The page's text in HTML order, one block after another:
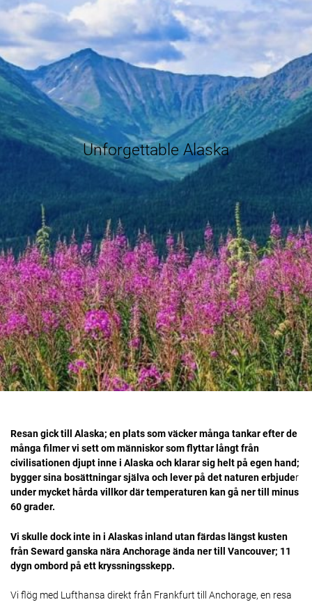
Unforgettable Alaska
Resan gick till Alaska; en plats som väcker många tankar efter de
många filmer vi sett om människor som flyttar långt från
civilisationen djupt inne i Alaska och klarar sig helt på egen hand;
bygger sina bosättningar själva och lever på det naturen erbjuder
under mycket hårda villkordär temperaturen kan gå ner till minus
60 grader.
Vi skulle dock inte in i Alaskas inland utan färdas längst kusten
från Seward ganska nära Anchorage ända ner till Vancouver; 11
dygn ombord på ett kryssningsskepp.
Vi flög med Lufthansa direkt från Frankfurt till Anchorage, en resa